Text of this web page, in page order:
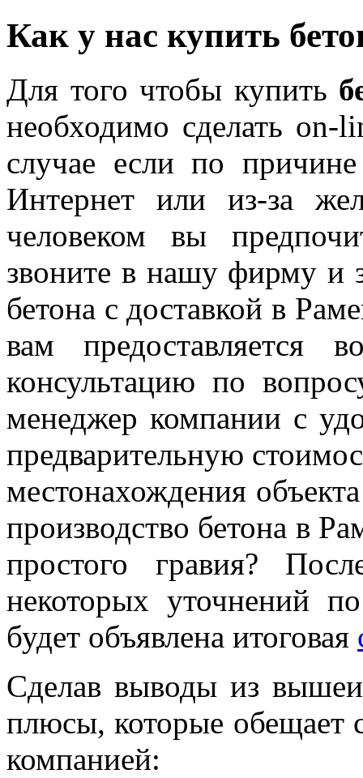
Как у нас купить
Для того чтобы купить
необходимо сделать on-
случае если по причине
Интернет или из-за
человеком вы
звоните в нашу фирму и
бетона с доставкой в
вам предоставляется
консультацию по
менеджер компании с
предварительную
местонахождения
производство бетона в
простого гравия?
некоторых уточнений
будет объявлена итоговая
Сделав выводы из
плюсы, которые обещает
компанией: